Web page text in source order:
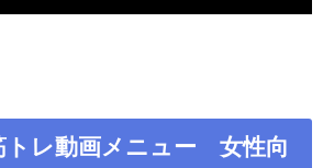
トレ動画メニュー 女性向